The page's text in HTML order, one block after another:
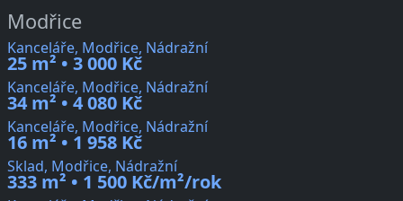
Modřice
Kanceláře, Modřice, Nádražní
25 m² • 3 000 Kč
Kanceláře, Modřice, Nádražní
34 m² • 4 080 Kč
Kanceláře, Modřice, Nádražní
16 m² • 1 958 Kč
Sklad, Modřice, Nádražní
333 m² • 1 500 Kč/m²/rok